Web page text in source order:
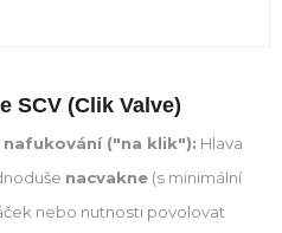
SCV (Clik Valve)
nafukování ("na klik"): Hlava
nacvakne (s minimální
nebo nutnosti povolovat